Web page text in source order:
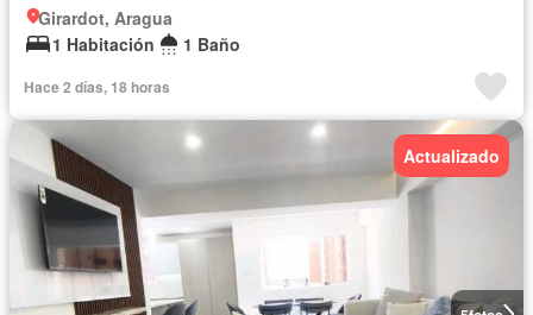
Girardot, Aragua
1 Habitación
1 Baño
Hace 2 días, 18 horas
Actualizado